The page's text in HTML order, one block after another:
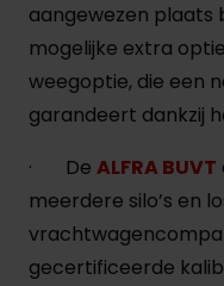
aangewezen plaats
mogelijke extra
weegoptie, die een
garandeert dankzij
· De ALFRA BUVT
meerdere silo’s en
gecertificeerde